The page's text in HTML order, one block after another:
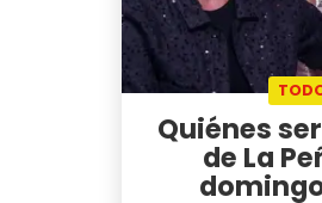
Quiénes
de La